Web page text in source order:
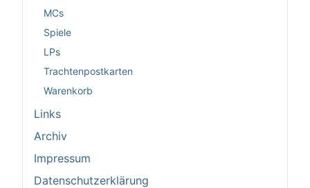
MCs
Spiele
LPs
Trachtenpostkarten
Warenkorb
Links
Archiv
Impressum
Datenschutzerklärung